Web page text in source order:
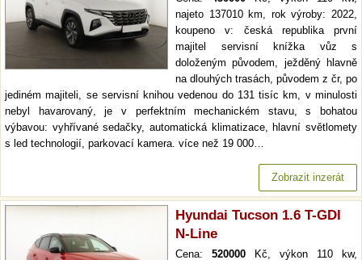
najeto 137010 km, rok výroby: 2022,
koupeno v: česká republika první
majitel servisní knížka vůz s
doloženým původem, ježděný hlavně
na dlouhých trasách, původem z čr, po
jediném majiteli, se servisní knihou vedenou do 131 tisíc km, v minulosti
nebyl havarovaný, je v perfektním mechanickém stavu, s bohatou
výbavou: vyhřívané sedačky, automatická klimatizace, hlavní světlomety
s led technologií, parkovací kamera. více než 19 000…
Zobrazit inzerát
Hyundai Tucson 1.6 T-GDI
N-Line
Cena: 520000 Kč, výkon 110 kw,